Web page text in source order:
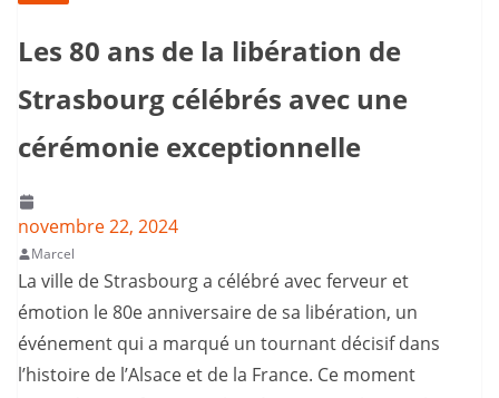
Les 80 ans de la libération de
Strasbourg célébrés avec une
cérémonie exceptionnelle
novembre 22, 2024
Marcel
La ville de Strasbourg a célébré avec ferveur et
émotion le 80e anniversaire de sa libération, un
événement qui a marqué un tournant décisif dans
l’histoire de l’Alsace et de la France. Ce moment